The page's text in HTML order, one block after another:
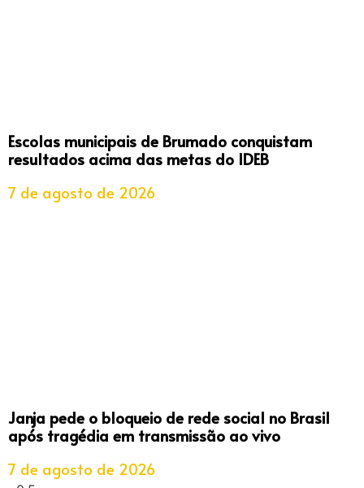
Escolas municipais de Brumado conquistam
resultados acima das metas do IDEB
7 de agosto de 2026
Janja pede o bloqueio de rede social no Brasil
após tragédia em transmissão ao vivo
7 de agosto de 2026